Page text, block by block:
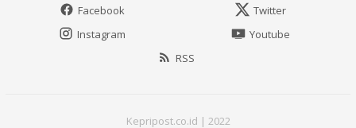
Facebook
Twitter
Instagram
Youtube
RSS
Kepripost.co.id | 2022